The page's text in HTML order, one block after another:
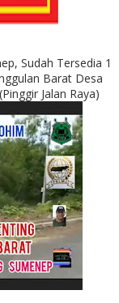
Sudah Tersedia 1
Barat Desa
Jalan Raya)